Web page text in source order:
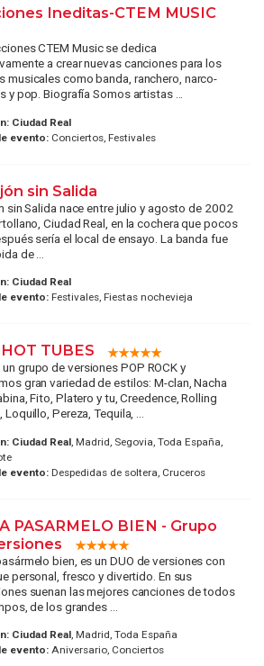
Ineditas-CTEM MUSIC
CTEM Music se dedica
a crear nuevas canciones para los
musicales como banda, ranchero, narco-
y pop. Biografía Somos artistas ...
Ciudad Real
evento:Conciertos, Festivales
sin Salida
sin Salida nace entre julio y agosto de 2002
Ciudad Real, en la cochera que pocos
sería el local de ensayo. La banda fue
de ...
Ciudad Real
evento:Festivales, Fiestas nochevieja
TUBES
grupo de versiones POP ROCK y
gran variedad de estilos: M-clan, Nacha
Fito, Platero y tu, Creedence, Rolling
Loquillo, Pereza, Tequila, ...
Ciudad Real, Madrid, Segovia, Toda España,
evento:Despedidas de soltera, Cruceros
PASARMELO BIEN - Grupo
bien, es un DUO de versiones con
personal, fresco y divertido. En sus
suenan las mejores canciones de todos
de los grandes ...
Ciudad Real, Madrid, Toda España
evento:Aniversario, Conciertos